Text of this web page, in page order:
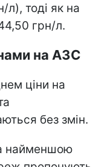
тоді як на
грн/л.
на АЗС
ціни на
без змін.
найменшою